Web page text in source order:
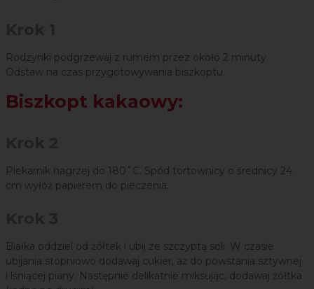
Rodzynki podgrzewaj z rumem przez około 2 minuty.
Odstaw na czas przygotowywania biszkoptu.
Biszkopt kakaowy:
Piekarnik nagrzej do 180˚C. Spód tortownicy o średnicy 24
cm wyłóż papierem do pieczenia.
Białka oddziel od żółtek i ubij ze szczyptą soli. W czasie
ubijania stopniowo dodawaj cukier, aż do powstania sztywnej
i lśniącej piany. Następnie delikatnie miksując, dodawaj żółtka